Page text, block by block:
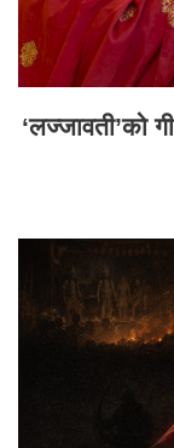
‘लज्जावती’को